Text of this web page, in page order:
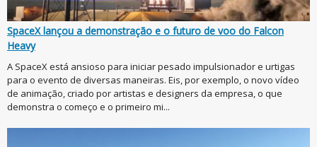
SpaceX lançou a demonstração e o futuro de voo do Falcon
Heavy
A SpaceX está ansioso para iniciar pesado impulsionador e urtigas
para o evento de diversas maneiras. Eis, por exemplo, o novo vídeo
de animação, criado por artistas e designers da empresa, o que
demonstra o começo e o primeiro mi...